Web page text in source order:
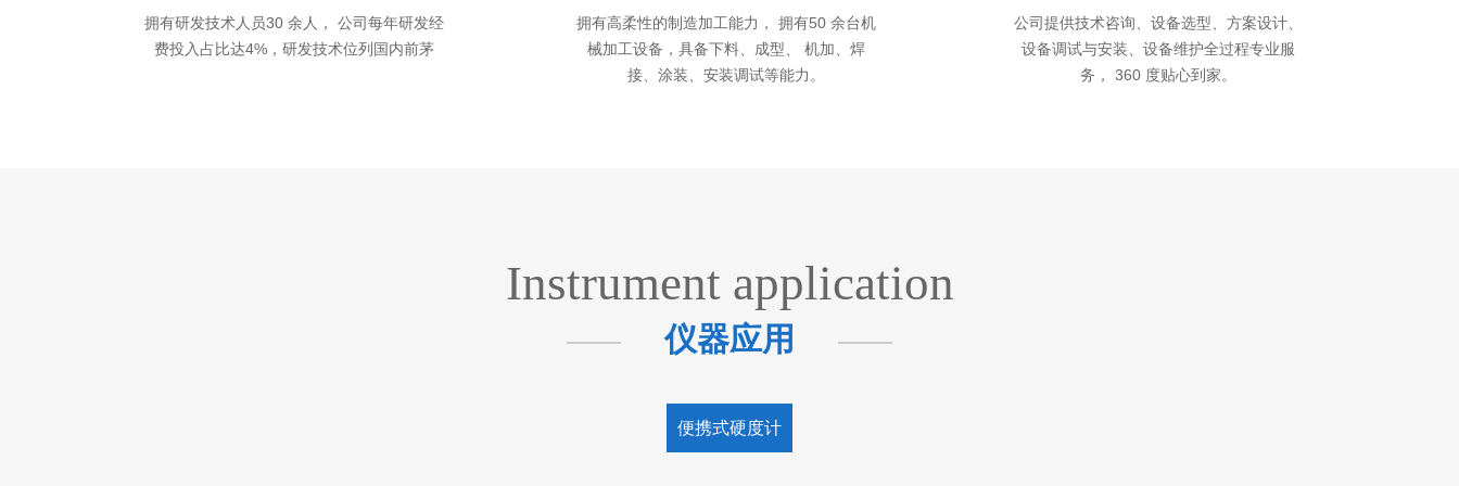
拥有研发技术人员30 余人， 公司每年研发经
费投入占比达4%，研发技术位列国内前茅
拥有高柔性的制造加工能力， 拥有50 余台机
械加工设备，具备下料、成型、 机加、焊
接、涂装、安装调试等能力。
公司提供技术咨询、设备选型、方案设计、
设备调试与安装、设备维护全过程专业服
务， 360 度贴心到家。
Instrument application
仪器应用
便携式硬度计